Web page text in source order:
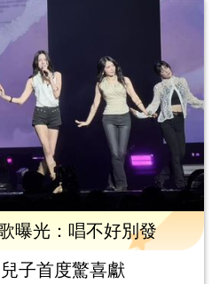
曝光：唱不好別發
子首度驚喜獻